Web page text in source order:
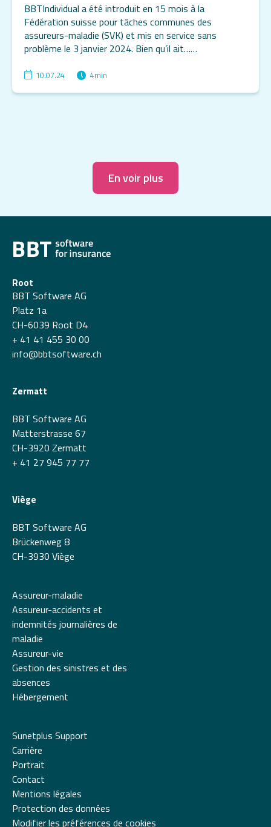
BBTIndividual a été introduit en 15 mois à la
Fédération suisse pour tâches communes des
assureurs-maladie (SVK) et mis en service sans
problème le 3 janvier 2024. Bien qu’il ait……
10.07.24 4min
En voir plus
Root
BBT Software AG
Platz 1a
CH-6039 Root D4
+ 41 41 455 30 00
info@bbtsoftware.ch
Zermatt
BBT Software AG
Matterstrasse 67
CH-3920 Zermatt
+ 41 27 945 77 77
Viège
BBT Software AG
Brückenweg 8
CH-3930 Viège
Assureur-maladie
Assureur-accidents et
indemnités journalières de
maladie
Assureur-vie
Gestion des sinistres et des
absences
Hébergement
Sunetplus Support
Carrière
Portrait
Contact
Mentions légales
Protection des données
Modifier les préférences de cookies